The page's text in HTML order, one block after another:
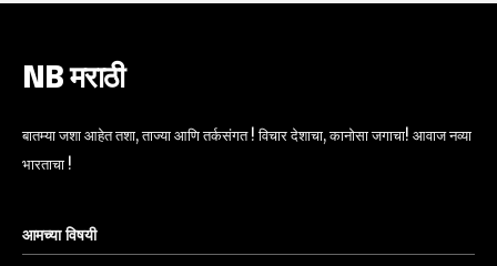
NB मराठी
बातम्या जशा आहेत तशा, ताज्या आणि तर्कसंगत ! विचार देशाचा, कानोसा जगाचा! आवाज नव्या
भारताचा !
आमच्या विषयी